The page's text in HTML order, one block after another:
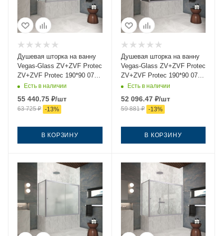
Душевая шторка на ванну
Vegas-Glass ZV+ZVF Protec
ZV+ZVF Protec 190*90 07
02 190х140 стекло
рифленое профиль хром
ориентация универсальная
Есть в наличии
55 440.75 ₽/шт
63 725₽ -13%
В КОРЗИНУ
Душевая шторка на ванну
Vegas-Glass ZV+ZVF Protec
ZV+ZVF Protec 190*90 07
07 190х140 стекло
тонированное профиль
хром ориентация
универсальная
Есть в наличии
52 096.47₽/шт
59 881₽ -13%
В КОРЗИНУ